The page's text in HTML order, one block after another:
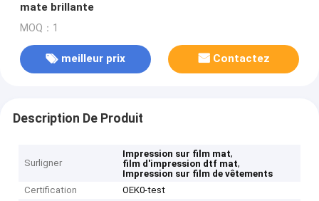
mate brillante
MOQ：1
meilleur prix Contactez
Description De Produit
Surligner
Impression sur film mat,
film d'impression dtf mat,
Impression sur film de vêtements
Certification
OEK0-test